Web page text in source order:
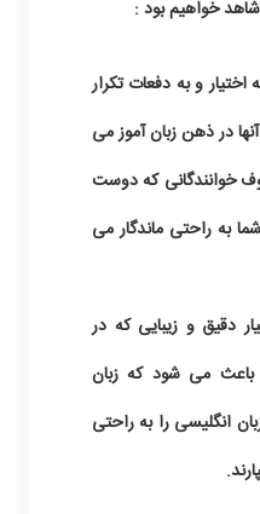
و به دفعات تکرار
در ذهن زبان آموز می
خوانندگانی که دوست
به راحتی ماندگار می
دقیق و زیبایی که در
باعث می شود که زبان
انگلیسی را به راحتی